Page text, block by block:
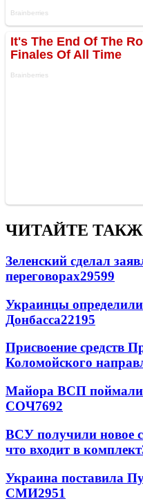
ЧИТАЙТЕ
Зеленский сделал
переговорах29599
Украинцы
Донбасса22195
Присвоение средств
Коломойского
Майора ВСП
СОЧ7692
ВСУ получили новое
что входит в комплект
Украина поставила
СМИ2951